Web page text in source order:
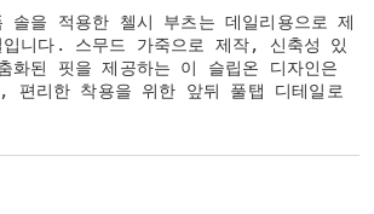
솔을 적용한 첼시 부츠는 데일리용으로 제
입니다. 스무드 가죽으로 제작, 신축성 있
화된 핏을 제공하는 이 슬립온 디자인은
, 편리한 착용을 위한 앞뒤 풀탭 디테일로